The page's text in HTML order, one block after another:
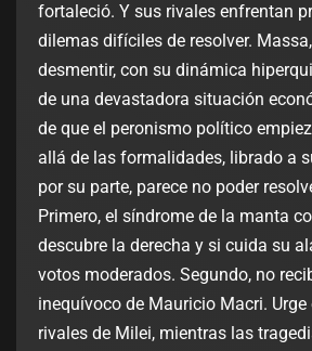
fortaleció. Y sus rivales enfrentan
dilemas difíciles de resolver.
desmentir, con su dinámica
de una devastadora situación
de que el peronismo político
allá de las formalidades, librado a
por su parte, parece no poder
Primero, el síndrome de la manta
descubre la derecha y si cuida su
votos moderados. Segundo, no
inequívoco de Mauricio Macri.
rivales de Milei, mientras las